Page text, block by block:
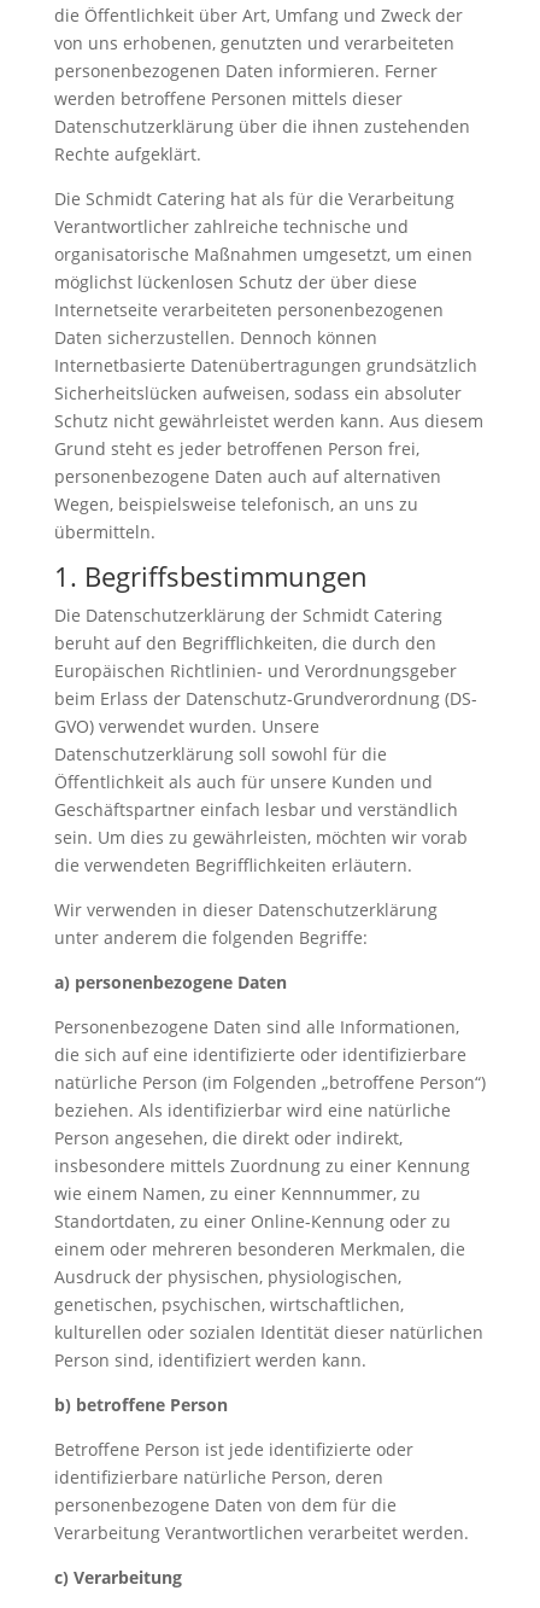
die Öffentlichkeit über Art, Umfang und Zweck der
von uns erhobenen, genutzten und verarbeiteten
personenbezogenen Daten informieren. Ferner
werden betroffene Personen mittels dieser
Datenschutzerklärung über die ihnen zustehenden
Rechte aufgeklärt.
Die Schmidt Catering hat als für die Verarbeitung
Verantwortlicher zahlreiche technische und
organisatorische Maßnahmen umgesetzt, um einen
möglichst lückenlosen Schutz der über diese
Internetseite verarbeiteten personenbezogenen
Daten sicherzustellen. Dennoch können
Internetbasierte Datenübertragungen grundsätzlich
Sicherheitslücken aufweisen, sodass ein absoluter
Schutz nicht gewährleistet werden kann. Aus diesem
Grund steht es jeder betroffenen Person frei,
personenbezogene Daten auch auf alternativen
Wegen, beispielsweise telefonisch, an uns zu
übermitteln.
1. Begriffsbestimmungen
Die Datenschutzerklärung der Schmidt Catering
beruht auf den Begrifflichkeiten, die durch den
Europäischen Richtlinien- und Verordnungsgeber
beim Erlass der Datenschutz-Grundverordnung (DS-
GVO) verwendet wurden. Unsere
Datenschutzerklärung soll sowohl für die
Öffentlichkeit als auch für unsere Kunden und
Geschäftspartner einfach lesbar und verständlich
sein. Um dies zu gewährleisten, möchten wir vorab
die verwendeten Begrifflichkeiten erläutern.
Wir verwenden in dieser Datenschutzerklärung
unter anderem die folgenden Begriffe:
a) personenbezogene Daten
Personenbezogene Daten sind alle Informationen,
die sich auf eine identifizierte oder identifizierbare
natürliche Person (im Folgenden „betroffene Person“)
beziehen. Als identifizierbar wird eine natürliche
Person angesehen, die direkt oder indirekt,
insbesondere mittels Zuordnung zu einer Kennung
wie einem Namen, zu einer Kennnummer, zu
Standortdaten, zu einer Online-Kennung oder zu
einem oder mehreren besonderen Merkmalen, die
Ausdruck der physischen, physiologischen,
genetischen, psychischen, wirtschaftlichen,
kulturellen oder sozialen Identität dieser natürlichen
Person sind, identifiziert werden kann.
b) betroffene Person
Betroffene Person ist jede identifizierte oder
identifizierbare natürliche Person, deren
personenbezogene Daten von dem für die
Verarbeitung Verantwortlichen verarbeitet werden.
c) Verarbeitung